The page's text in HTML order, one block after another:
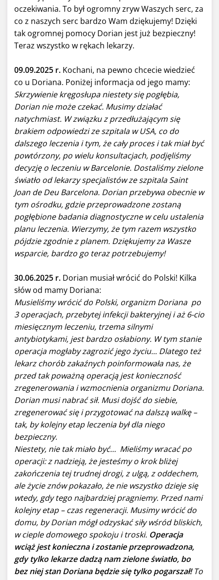
oczekiwania. To był ogromny zryw Waszych serc, za
co z naszych serc bardzo Wam dziękujemy! Dzięki
tak ogromnej pomocy Dorian jest już bezpieczny!
Teraz wszystko w rękach lekarzy.
09.09.2025 r. Kochani, na pewno chcecie wiedzieć
co u Doriana. Poniżej informacja od jego mamy:
Skrzywienie kręgosłupa niestety się pogłębia,
Dorian nie może czekać. Musimy działać
natychmiast. W związku z przedłużającym się
brakiem odpowiedzi ze szpitala w USA, co do
dalszego leczenia i tym, że cały proces i tak miał być
powtórzony, po wielu konsultacjach, podjęliśmy
decyzję o leczeniu w Barcelonie. Dostaliśmy zielone
światło od lekarzy specjalistów ze szpitala Saint
Joan de Deu Barcelona. Dorian przebywa obecnie w
tym ośrodku, gdzie przeprowadzone zostaną
pogłębione badania diagnostyczne w celu ustalenia
planu leczenia. Wierzymy, że tym razem wszystko
pójdzie zgodnie z planem. Dziękujemy za Wasze
wsparcie, bardzo go teraz potrzebujemy!
30.06.2025 r. Dorian musiał wrócić do Polski! Kilka
słów od mamy Doriana:
Musieliśmy wrócić do Polski, organizm Doriana po
3 operacjach, przebytej infekcji bakteryjnej i aż 6-cio
miesięcznym leczeniu, trzema silnymi
antybiotykami, jest bardzo osłabiony. W tym stanie
operacja mogłaby zagrozić jego życiu... Dlatego też
lekarz chorób zakaźnych poinformowała nas, że
przed tak poważną operacją jest konieczność
zregenerowania i wzmocnienia organizmu Doriana.
Dorian musi nabrać sił. Musi dojść do siebie,
zregenerować się i przygotować na dalszą walkę –
tak, by kolejny etap leczenia był dla niego
bezpieczny.
Niestety, nie tak miało być… Mieliśmy wracać po
operacji: z nadzieją, że jesteśmy o krok bliżej
zakończenia tej trudnej drogi, z ulgą, z oddechem,
ale życie znów pokazało, że nie wszystko dzieje się
wtedy, gdy tego najbardziej pragniemy. Przed nami
kolejny etap – czas regeneracji. Musimy wrócić do
domu, by Dorian mógł odzyskać siły wśród bliskich,
w cieple domowego spokoju i troski. Operacja
wciąż jest konieczna i zostanie przeprowadzona,
gdy tylko lekarze dadzą nam zielone światło, bo
bez niej stan Doriana będzie się tylko pogarszał!To